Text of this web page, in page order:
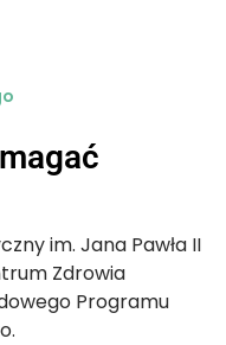
im. Jana Pawła II
Zdrowia
Programu